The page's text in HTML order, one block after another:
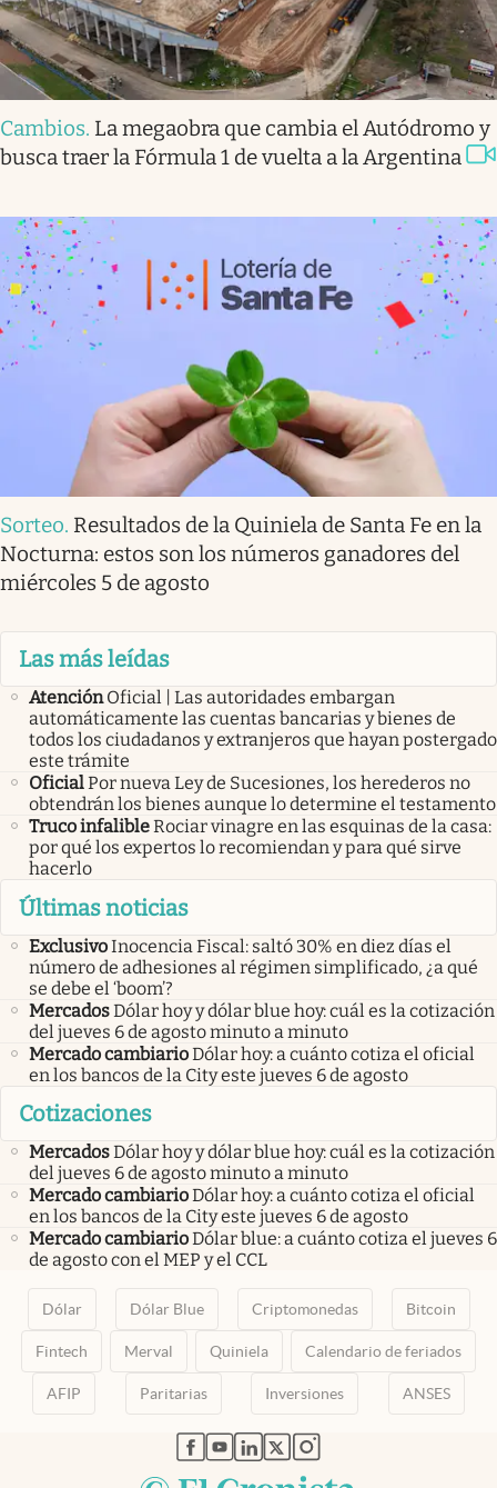
Cambios. La megaobra que cambia el Autódromo y
busca traer la Fórmula 1 de vuelta a la Argentina
Sorteo. Resultados de la Quiniela de Santa Fe en la
Nocturna: estos son los números ganadores del
miércoles 5 de agosto
Las más leídas
Atención Oficial | Las autoridades embargan
automáticamente las cuentas bancarias y bienes de
todos los ciudadanos y extranjeros que hayan postergado
este trámite
OficialPor nueva Ley de Sucesiones, los herederos no
obtendrán los bienes aunque lo determine el testamento
Truco infalibleRociar vinagre en las esquinas de la casa:
por qué los expertos lo recomiendan y para qué sirve
hacerlo
Últimas noticias
ExclusivoInocencia Fiscal: saltó 30% en diez días el
número de adhesiones al régimen simplificado, ¿a qué
se debe el ‘boom’?
MercadosDólar hoy y dólar blue hoy: cuál es la cotización
del jueves 6 de agosto minuto a minuto
Mercado cambiarioDólar hoy: a cuánto cotiza el oficial
en los bancos de la City este jueves 6 de agosto
Cotizaciones
MercadosDólar hoy y dólar blue hoy: cuál es la cotización
del jueves 6 de agosto minuto a minuto
Mercado cambiarioDólar hoy: a cuánto cotiza el oficial
en los bancos de la City este jueves 6 de agosto
Mercado cambiarioDólar blue: a cuánto cotiza el jueves 6
de agosto con el MEP y el CCL
Dólar Dólar Blue Criptomonedas Bitcoin
Fintech Merval Quiniela Calendario de feriados
AFIP Paritarias Inversiones ANSES
abre en nueva pestaña
abre en nueva pestaña
abre en nueva pestaña
abre en nueva pestaña
abre en nueva pestaña